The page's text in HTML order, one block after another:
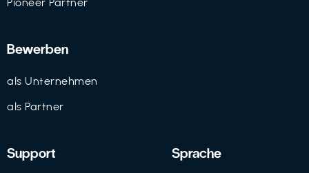
Bewerben
als Unternehmen
als Partner
Support Sprache